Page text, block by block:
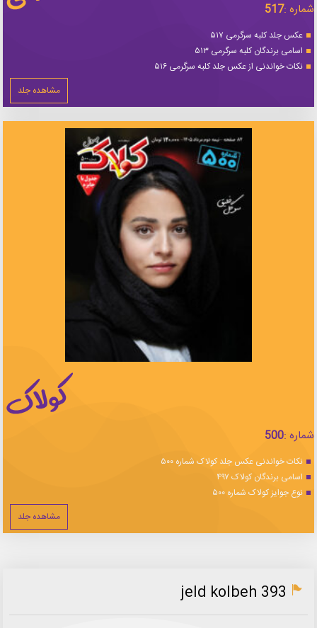
شماره :517
عکس جلد کلبه سرگرمی ۵۱۷
اسامی برندگان کلبه سرگرمی ۵۱۳
نکات خواندنی از عکس جلد کلبه سرگرمی ۵۱۶
مشاهده جلد
شماره :500
نکات خواندنی عکس جلد کولاک شماره ۵۰۰
اسامی برندگان کولاک ۴۹۷
نوع جوایز کولاک شماره ۵۰۰
مشاهده جلد
jeld kolbeh 393